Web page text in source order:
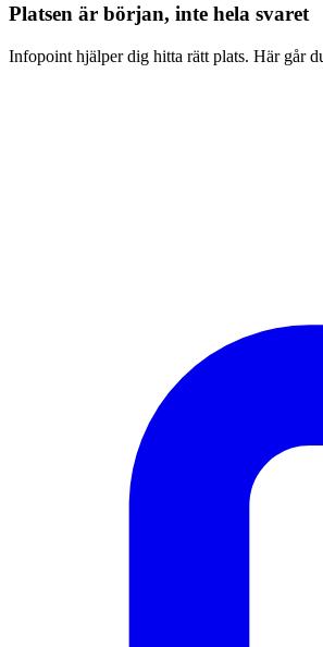
Platsen är början, inte hela svaret
Infopoint hjälper dig hitta rätt plats. Här går